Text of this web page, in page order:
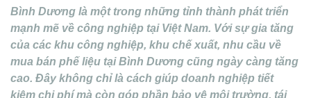
Bình Dương là một trong những tỉnh thành phát triển
mạnh mẽ về công nghiệp tại Việt Nam. Với sự gia tăng
của các khu công nghiệp, khu chế xuất, nhu cầu về
mua bán phế liệu tại Bình Dương cũng ngày càng tăng
cao. Đây không chỉ là cách giúp doanh nghiệp tiết
kiệm chi phí mà còn góp phần bảo vệ môi trường, tái